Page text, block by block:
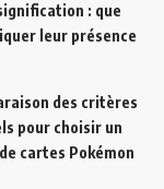
: que
leur présence
des critères
pour choisir un
cartes Pokémon